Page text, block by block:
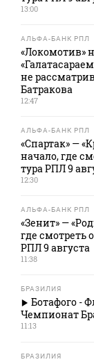
13:00
АЛЬФА-БАНК РПЛ
«Локомотив»
не
Батракова
12:47
АЛЬФА-БАНК РПЛ
«Спартак» —
начало, где
тура РПЛ 9
12:30
АЛЬФА-БАНК РПЛ
«Зенит» —
где смотреть
РПЛ 9 августа
11:38
БРАЗИЛИЯ
Ботафого -
Чемпионат
11:13
БРАЗИЛИЯ